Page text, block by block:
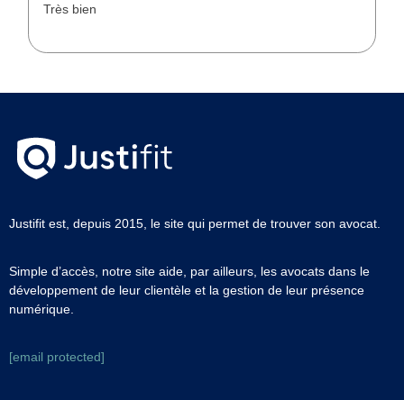
Très bien
Justifit est, depuis 2015, le site qui permet de trouver son avocat.
Simple d’accès, notre site aide, par ailleurs, les avocats dans le
développement de leur clientèle et la gestion de leur présence
numérique.
[email protected]